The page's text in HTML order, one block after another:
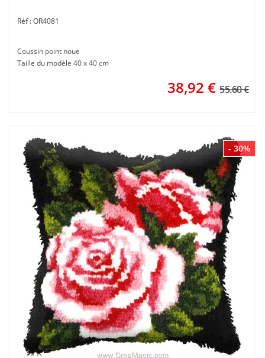
OR4081
Coussin point noue
Taille du modèle 40 x 40 cm
38,92 € 55.60 €
- 30%